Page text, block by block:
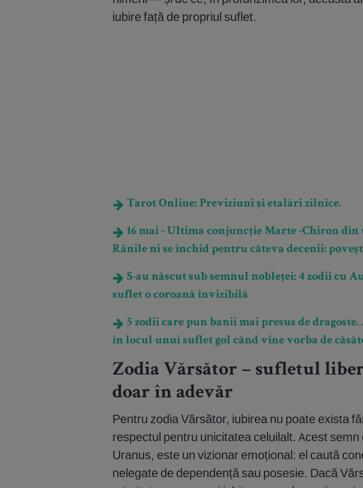
iubire față de propriul suflet.
Tarot Online: Previziuni și etalări zilnice.
16 mai - Ultima conjuncție Marte -Chiron din
Rănile ni se închid pentru câteva decenii:
S-au născut sub semnul nobleței: 4 zodii cu
suflet o coroană invizibilă
5 zodii care pun banii mai presus de
în locul unui suflet gol când vine vorba de
Zodia Vărsător – sufletul
doar în adevăr
Pentru zodia Vărsător, iubirea nu poate exista
respectul pentru unicitatea celuilalt. Acest
Uranus, este un vizionar emoțional: el caută
nelegate de dependență sau posesie. Dacă